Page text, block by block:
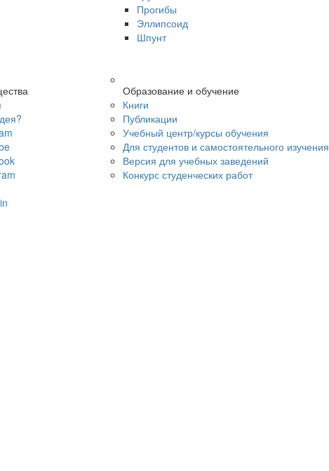
Прогибы
Эллипсоид
Шпунт
Образование и обучение
Книги
Публикации
Учебный центр/курсы обучения
Для студентов и самостоятельного изучения
Версия для учебных заведений
Конкурс студенческих работ